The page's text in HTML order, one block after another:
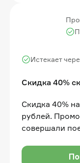
Скидка 40%
Истекает
Скидка 40%
рублей.
совершали
«Фикс»